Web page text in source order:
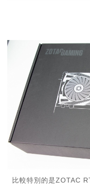
比較特別的是ZOTAC